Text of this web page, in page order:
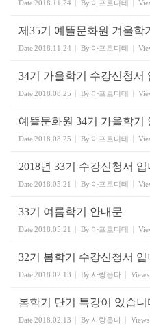
Date2018.11.24 By 아프로디테
제35기 예뜰문화원 겨울학
Date2018.11.24 By 아프로디테
34기 가을학기 수강신청서
Date2018.08.25 By 아프로디테
예뜰문화원 34기 가을학기
Date2018.08.25 By 아프로디테
2018년 33기 수강신청서
Date2018.05.21 By 아프로디테
33기 여름학기 안내문
Date2018.05.21 By 아프로디테
32기 봄학기 수강신청서 입
Date2018.02.13 By 사랑옵다 Views
봄학기 단기 특강이 있습
Date2018.02.13 By 사랑옵다 Views